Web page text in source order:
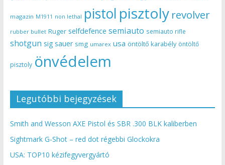
magazin M1911 non lethal pistol pisztoly revolver
rubber bullet Ruger selfdefence semiauto semiauto rifle
shotgun sig sauer smg umarex usa öntöltő karabély öntöltő
pisztoly önvédelem
Legutóbbi bejegyzések
Smith and Wesson AXE Pistol és SBR .300 BLK kaliberben
Sightmark G-Shot – red dot régebbi Glockokra
USA: TOP10 kézifegyvergyártó